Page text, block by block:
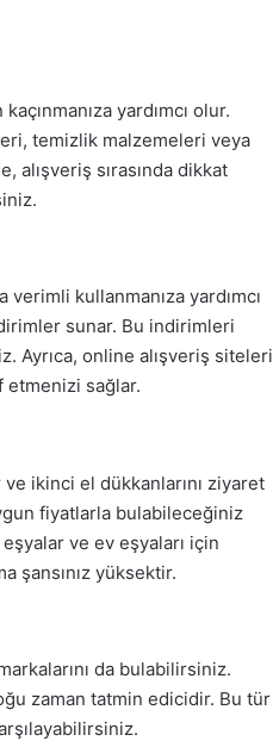
yardımcı olur.
temizlik malzemeleri veya
alışveriş sırasında dikkat
kullanmanıza yardımcı
sunar. Bu indirimleri
Ayrıca, online alışveriş siteleri
etmenizi sağlar.
ikinci el dükkanlarını ziyaret
fiyatlarla bulabileceğiniz
ve ev eşyaları için
şansınız yüksektir.
da bulabilirsiniz.
zaman tatmin edicidir. Bu tür